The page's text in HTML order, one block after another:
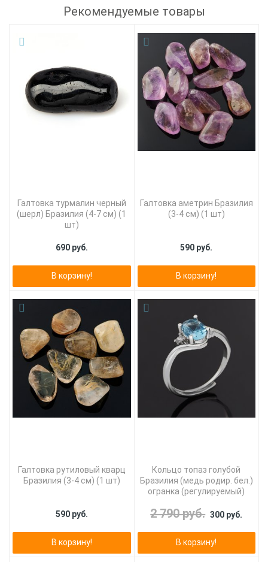
Рекомендуемые товары
Галтовка турмалин черный
(шерл) Бразилия (4-7 см) (1
шт)
690 руб.
В корзину!
Галтовка аметрин Бразилия
(3-4 см) (1 шт)
590 руб.
В корзину!
Галтовка рутиловый кварц
Бразилия (3-4 см) (1 шт)
590 руб.
В корзину!
Кольцо топаз голубой
Бразилия (медь родир. бел.)
огранка (регулируемый)
2 790 руб. 300 руб.
В корзину!